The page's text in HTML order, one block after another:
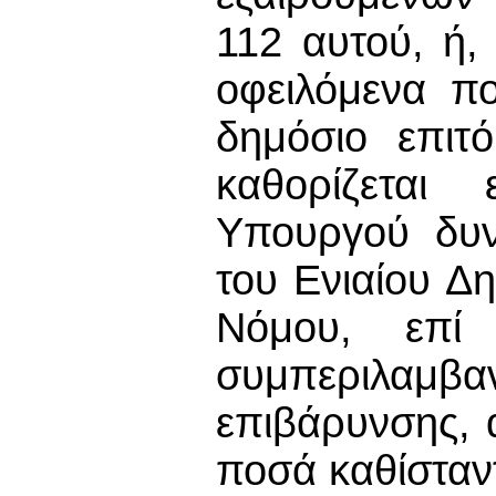
112 αυτού,
οφειλόμενα
δημόσιο
Υπουργού
του Ενιαίου
Νόμου, επί
ποσά